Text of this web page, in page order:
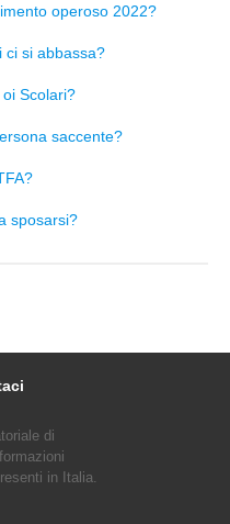
operoso 2022?
ci si abbassa?
Scolari?
saccente?
sposarsi?
di
in Italia.